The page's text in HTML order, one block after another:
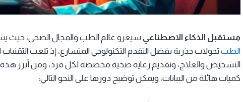
مستقبل الذكاء الاصطناعي سيغزو عالم الطب والمجال الصحي، حيث
الطبتحولات جذرية بفضل التقدم التكنولوجي المتسارع، إذ تلعب
التشخيص والعلاج، وتقديم رعاية صحية مخصصة لكل فرد، ومن أبرز هذه
كميات هائلة من البيانات، ويمكن توضيح دورها على النحو التالي: